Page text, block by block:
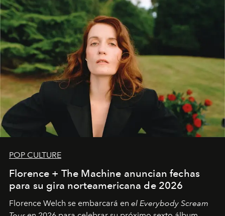
POP CULTURE
Florence + The Machine anuncian fechas
para su gira norteamericana de 2026
Florence Welch se embarcará en el Everybody Scream